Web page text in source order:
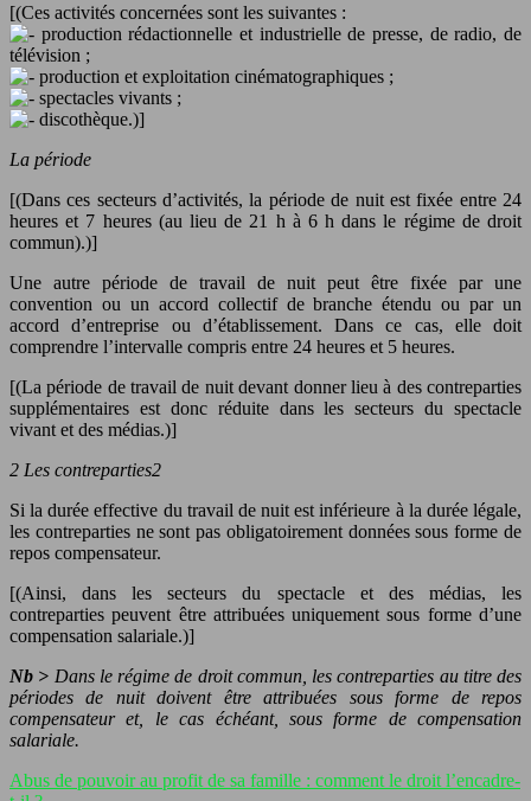
[(Ces activités concernées sont les suivantes :
production rédactionnelle et industrielle de presse, de radio, de
télévision ;
production et exploitation cinématographiques ;
spectacles vivants ;
discothèque.)]
La période
[(Dans ces secteurs d’activités, la période de nuit est fixée entre 24
heures et 7 heures (au lieu de 21 h à 6 h dans le régime de droit
commun).)]
Une autre période de travail de nuit peut être fixée par une
convention ou un accord collectif de branche étendu ou par un
accord d’entreprise ou d’établissement. Dans ce cas, elle doit
comprendre l’intervalle compris entre 24 heures et 5 heures.
[(La période de travail de nuit devant donner lieu à des contreparties
supplémentaires est donc réduite dans les secteurs du spectacle
vivant et des médias.)]
2 Les contreparties2
Si la durée effective du travail de nuit est inférieure à la durée légale,
les contreparties ne sont pas obligatoirement données sous forme de
repos compensateur.
[(Ainsi, dans les secteurs du spectacle et des médias, les
contreparties peuvent être attribuées uniquement sous forme d’une
compensation salariale.)]
Nb > Dans le régime de droit commun, les contreparties au titre des
périodes de nuit doivent être attribuées sous forme de repos
compensateur et, le cas échéant, sous forme de compensation
salariale.
Abus de pouvoir au profit de sa famille : comment le droit l’encadre-